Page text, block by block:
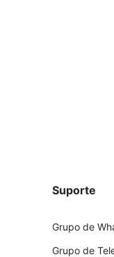
Suporte
Grupo de
Grupo de